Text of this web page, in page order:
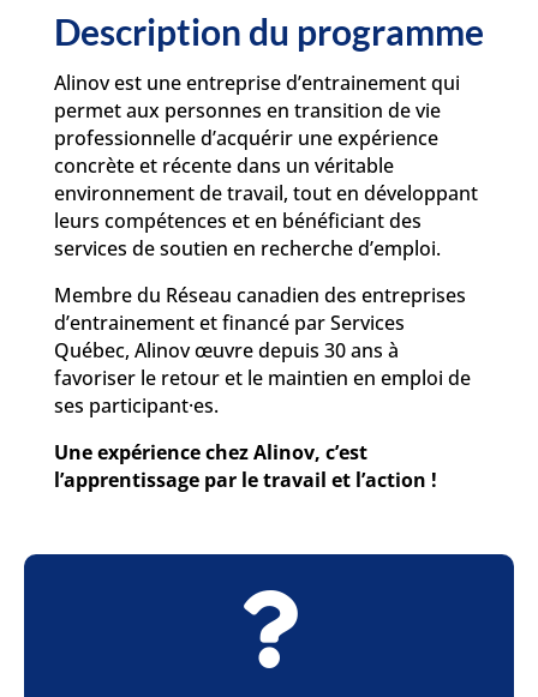
Description du programme
Alinov est une entreprise d’entrainement qui
permet aux personnes en transition de vie
professionnelle d’acquérir une expérience
concrète et récente dans un véritable
environnement de travail, tout en développant
leurs compétences et en bénéficiant des
services de soutien en recherche d’emploi.
Membre du Réseau canadien des entreprises
d’entrainement et financé par Services
Québec, Alinov œuvre depuis 30 ans à
favoriser le retour et le maintien en emploi de
ses participant·es.
Une expérience chez Alinov, c’est
l’apprentissage par le travail et l’action !
